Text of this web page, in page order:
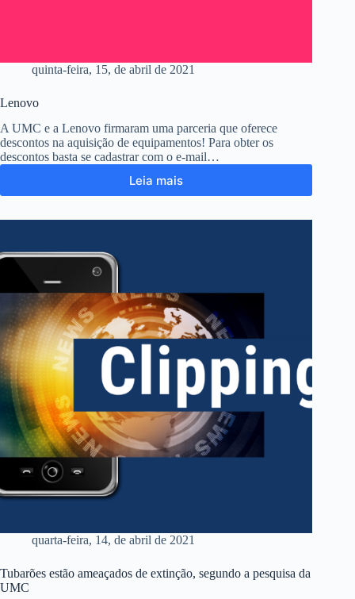
quinta-feira, 15, de abril de 2021
Lenovo
A UMC e a Lenovo firmaram uma parceria que oferece
descontos na aquisição de equipamentos! Para obter os
descontos basta se cadastrar com o e-mail…
Leia mais
quarta-feira, 14, de abril de 2021
Tubarões estão ameaçados de extinção, segundo a pesquisa da
UMC